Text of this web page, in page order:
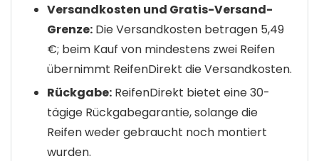
Versandkosten und Gratis-Versand-
Grenze: Die Versandkosten betragen 5,49
€; beim Kauf von mindestens zwei Reifen
übernimmt ReifenDirekt die Versandkosten.
Rückgabe: ReifenDirekt bietet eine 30-
tägige Rückgabegarantie, solange die
Reifen weder gebraucht noch montiert
wurden.